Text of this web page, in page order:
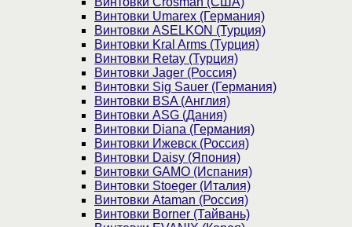
Винтовки Umarex (Германия)
Винтовки ASELKON (Турция)
Винтовки Kral Arms (Турция)
Винтовки Retay (Турция)
Винтовки Jager (Россия)
Винтовки Sig Sauer (Германия)
Винтовки BSA (Англия)
Винтовки ASG (Дания)
Винтовки Diana (Германия)
Винтовки Ижевск (Россия)
Винтовки Daisy (Япония)
Винтовки GAMO (Испания)
Винтовки Stoeger (Италия)
Винтовки Ataman (Россия)
Винтовки Borner (Тайвань)